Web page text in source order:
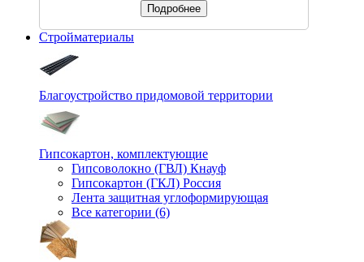
Подробнее
Стройматериалы
Благоустройство придомовой территории
Гипсокартон, комплектующие
Гипсоволокно (ГВЛ) Кнауф
Гипсокартон (ГКЛ) Россия
Лента защитная углоформирующая
Все категории (6)